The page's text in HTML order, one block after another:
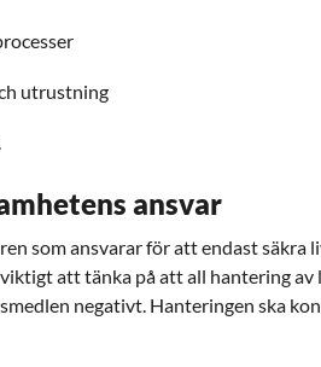
utrustning
ansvar
som ansvarar för att endast säkra
att tänka på att all hantering av
negativt. Hanteringen ska